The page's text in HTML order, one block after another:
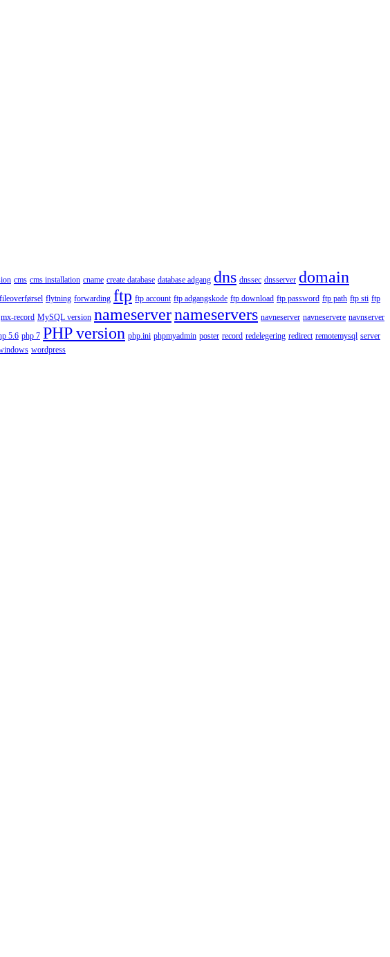
cms cms installation cname create database database adgang dns dnssec dnsserver domain
fileoverførsel flytning forwarding ftp ftp account ftp adgangskode ftp download ftp password ftp path ftp sti ftp
mx-record MySQL version nameservernameservers navneserver navneservere navnserver
5.6 php 7 PHP version php.ini phpmyadmin poster record redelegering redirect remotemysql server
wordpress